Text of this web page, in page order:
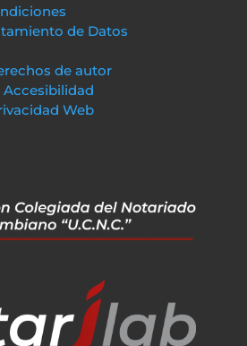
de Datos
de autor
Accesibilidad
Web